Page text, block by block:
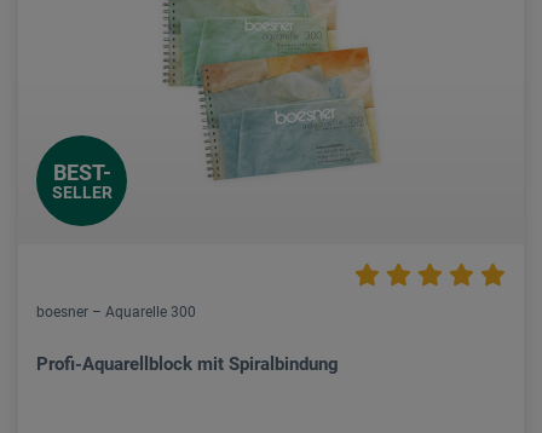
BEST-
SELLER
boesner – Aquarelle 300
Profi-Aquarellblock mit Spiralbindung